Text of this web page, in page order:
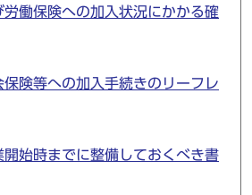
労働保険への加入状況にかかる確
保険等への加入手続きのリーフレ
開始時までに整備しておくべき書